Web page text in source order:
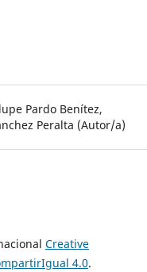
Pardo Benítez,
Peralta (Autor/a)
Creative
4.0.